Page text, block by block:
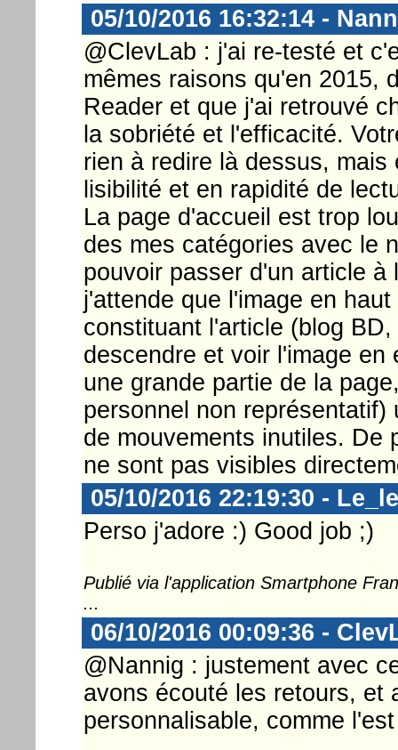
05/10/2016 16:32:14 -
@ClevLab : j'ai re-testé et
mêmes raisons qu'en 2015,
Reader et que j'ai retrouvé
la sobriété et l'efficacité.
rien à redire là dessus,
lisibilité et en rapidité de
La page d'accueil est trop
des mes catégories avec le
pouvoir passer d'un article
j'attende que l'image en
constituant l'article (blog
descendre et voir l'image
une grande partie de la
personnel non
de mouvements inutiles. De
ne sont pas visibles
05/10/2016 22:19:30 -
Perso j'adore :) Good job ;)
Publié via l'application Smartphone
...
06/10/2016 00:09:36 -
@Nannig : justement avec
avons écouté les retours, et
personnalisable, comme